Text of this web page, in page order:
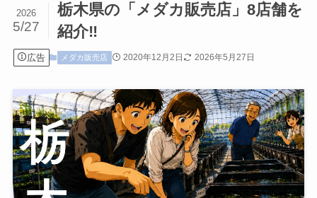
栃木県の「メダカ販売店」8店舗を
紹介‼
2026
5/27
広告 メダカ販売店 2020年12月2日 2026年5月27日